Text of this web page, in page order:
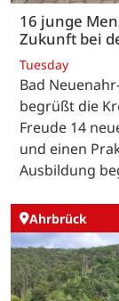
16 junge
Zukunft bei
Tuesday
Bad
begrüßt die
Freude 14
und einen
Ausbildung
Ahrbrück